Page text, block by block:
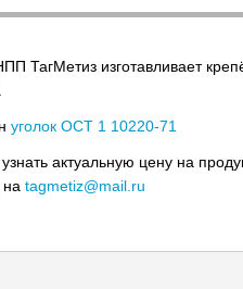
ТагМетиз изготавливает
уголок OСТ 1 10220-71
актуальную цену на
на tagmetiz@mail.ru